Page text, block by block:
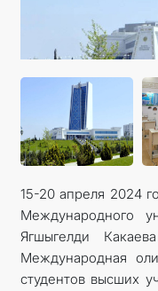
15-20 апреля 2024
Международного
Ягшыгелди
Международная
студентов высших